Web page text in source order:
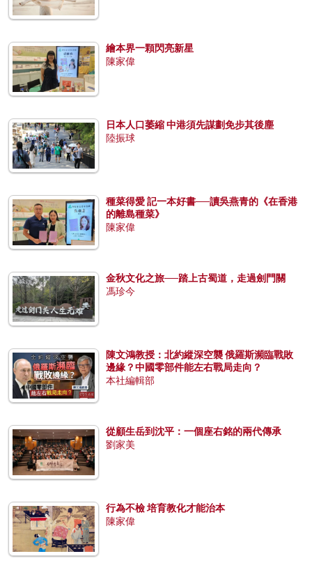
繪本界一顆閃亮新星
陳家偉
日本人口萎縮 中港須先謀劃免步其後塵
陸振球
種菜得愛 記一本好書──讀吳燕青的《在香港
的離島種菜》
陳家偉
金秋文化之旅──踏上古蜀道，走過劍門關
馮珍今
陳文鴻教授：北約縱深空襲 俄羅斯瀕臨戰敗
邊緣？中國零部件能左右戰局走向？
本社編輯部
從顧生岳到沈平：一個座右銘的兩代傳承
劉家美
行為不檢 培育教化才能治本
陳家偉